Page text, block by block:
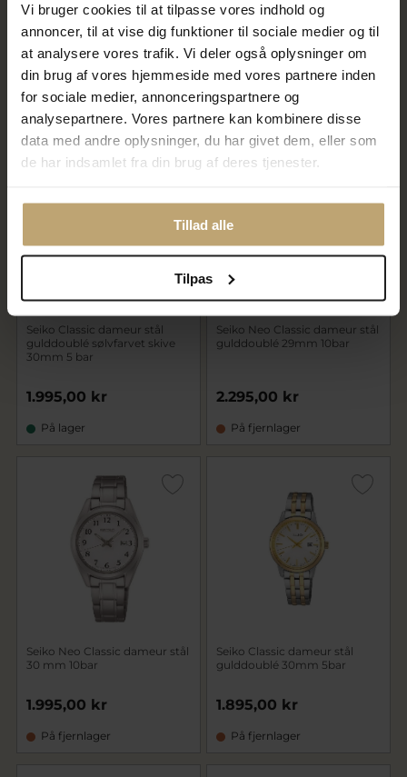
Vi bruger cookies til at tilpasse vores indhold og
annoncer, til at vise dig funktioner til sociale medier og til
at analysere vores trafik. Vi deler også oplysninger om
din brug af vores hjemmeside med vores partnere inden
for sociale medier, annonceringspartnere og
analysepartnere. Vores partnere kan kombinere disse
data med andre oplysninger, du har givet dem, eller som
de har indsamlet fra din brug af deres tjenester.
Tillad alle
Tilpas
Seiko Classic dameur stål
29mm 5bar
2.595,00 kr
På lager
Seiko Classique dameur stål
gulddoublé 30mm 5 bar
3.095,00 kr
På fjernlager
Seiko Classic dameur stål
gulddoublé sølvfarvet skive
30mm 5 bar
1.995,00 kr
På lager
Seiko Neo Classic dameur stål
gulddoublé 29mm 10bar
2.295,00 kr
På fjernlager
Seiko Neo Classic dameur stål
30 mm 10bar
1.995,00 kr
På fjernlager
Seiko Classic dameur stål
gulddoublé 30mm 5bar
1.895,00 kr
På fjernlager